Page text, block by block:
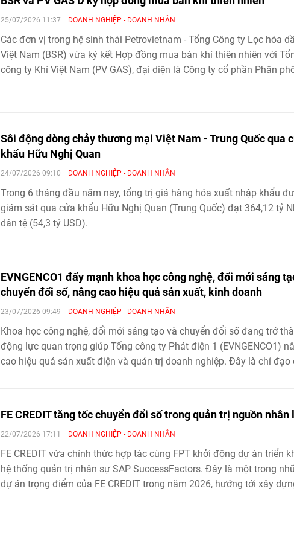
các giải pháp quản trị linh hoạt, tối ưu.
25/07/2026 11:37 DOANH NGHIỆP - DOANH NHÂN
Các đơn vị trong hệ sinh thái Petrovietnam - Tổng Công ty Lọc hóa
Việt Nam (BSR) vừa ký kết Hợp đồng mua bán khí thiên nhiên với
công ty Khí Việt Nam (PV GAS), đại diện là Công ty cổ phần Phân
Sôi động dòng chảy thương mại Việt Nam - Trung Quốc qua
khẩu Hữu Nghị Quan
24/07/2026 09:10 DOANH NGHIỆP - DOANH NHÂN
Trong 6 tháng đầu năm nay, tổng trị giá hàng hóa xuất nhập khẩu
giám sát qua cửa khẩu Hữu Nghị Quan (Trung Quốc) đạt 364,12 tỷ
dân tệ (54,3 tỷ USD).
EVNGENCO1 đẩy mạnh khoa học công nghệ, đổi mới sáng
chuyển đổi số, nâng cao hiệu quả sản xuất, kinh doanh
23/07/2026 09:49 DOANH NGHIỆP - DOANH NHÂN
Khoa học công nghệ, đổi mới sáng tạo và chuyển đổi số đang trở
động lực quan trọng giúp Tổng công ty Phát điện 1 (EVNGENCO1)
cao hiệu quả sản xuất điện và quản trị doanh nghiệp. Đây là chỉ đạo
13/7.
FE CREDIT tăng tốc chuyển đổi số trong quản trị nguồn nhân
22/07/2026 17:11 DOANH NGHIỆP - DOANH NHÂN
FE CREDIT vừa chính thức hợp tác cùng FPT khởi động dự án triển
hệ thống quản trị nhân sự SAP SuccessFactors. Đây là một trong
dự án trọng điểm của FE CREDIT trong năm 2026, hướng tới xây